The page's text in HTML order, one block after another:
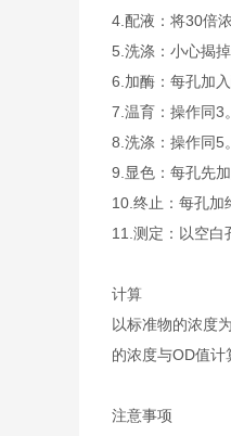
4. 配液：将30倍
5. 洗涤：小心揭
6. 加酶：每孔加
7. 温育：操作同3。
8. 洗涤：操作同5。
9. 显色：每孔先
10. 终止：每孔加
11. 测定：以空白
计算
以标准物的浓度
的浓度与OD值
注意事项